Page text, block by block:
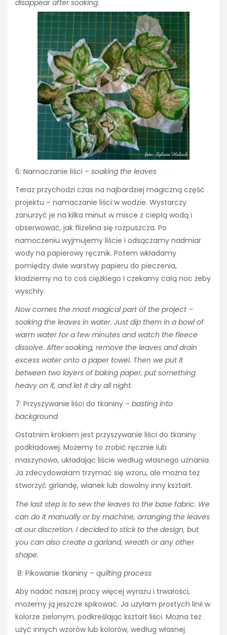
disappear after soaking.
6: Namaczanie liści – soaking the leaves
Teraz przychodzi czas na najbardziej magiczną część
projektu – namaczanie liści w wodzie. Wystarczy
zanurzyć je na kilka minut w misce z ciepłą wodą i
obserwować, jak flizelina się rozpuszcza. Po
namoczeniu wyjmujemy liście i odsączamy nadmiar
wody na papierowy ręcznik. Potem wkładamy
pomiędzy dwie warstwy papieru do pieczenia,
kładziemy na to coś ciężkiego I czekamy całą noc żeby
wyschły.
Now comes the most magical part of the project –
soaking the leaves in water. Just dip them in a bowl of
warm water for a few minutes and watch the fleece
dissolve. After soaking, remove the leaves and drain
excess water onto a paper towel. Then we put it
between two layers of baking paper, put something
heavy on it, and let it dry all night.
7: Przyszywanie liści do tkaniny – basting into
background
Ostatnim krokiem jest przyszywanie liści do tkaniny
podkładowej. Możemy to zrobić ręcznie lub
maszynowo, układając liście według własnego uznania.
Ja zdecydowałam trzymać się wzoru, ale można też
stworzyć girlandę, wianek lub dowolny inny kształt.
The last step is to sew the leaves to the base fabric. We
can do it manually or by machine, arranging the leaves
at our discretion. I decided to stick to the design, but
you can also create a garland, wreath or any other
shape.
8: Pikowanie tkaniny – quilting process
Aby nadać naszej pracy więcej wyrazu i trwałości,
możemy ją jeszcze spikować. Ja użyłam prostych linii w
kolorze zielonym, podkreślając kształt liści. Można też
użyć innych wzorów lub kolorów, według własnej